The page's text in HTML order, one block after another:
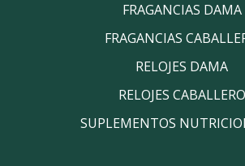
FRAGANCIAS DAMA
FRAGANCIAS
RELOJES DAMA
RELOJES CABALLERO
SUPLEMENTOS